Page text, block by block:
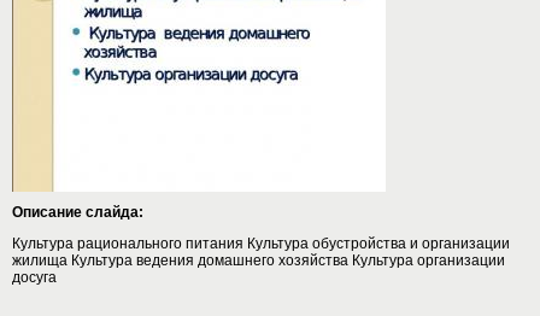
Описание слайда:
Культура рационального питания Культура обустройства и организации
жилища Культура ведения домашнего хозяйства Культура организации
досуга